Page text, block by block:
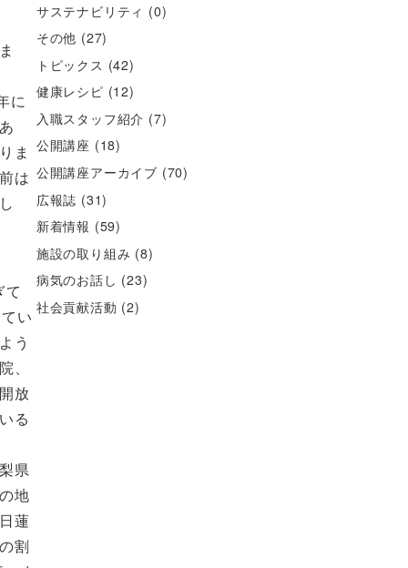
に
ま
は
て
い
う
、
放
る
県
地
蓮
割
サステナビリティ (0)
その他 (27)
トピックス (42)
健康レシピ (12)
入職スタッフ紹介 (7)
公開講座 (18)
公開講座アーカイブ (70)
広報誌 (31)
新着情報 (59)
施設の取り組み (8)
病気のお話し (23)
社会貢献活動 (2)